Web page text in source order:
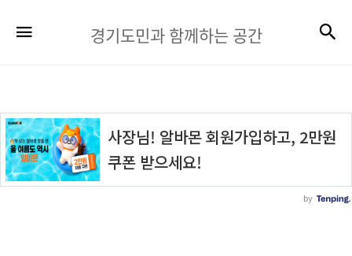
기
과
함
께
경기도민과 함께하는 공간